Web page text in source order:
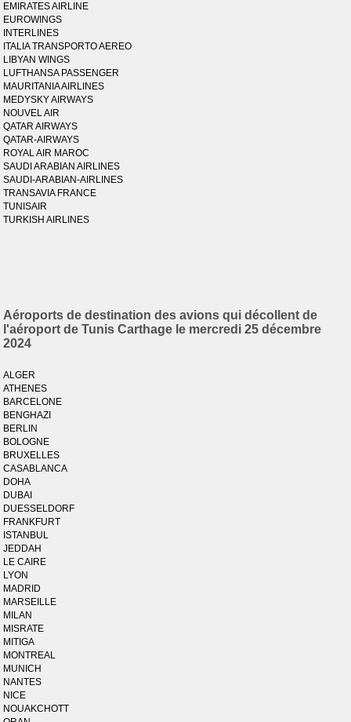
EMIRATES AIRLINE
EUROWINGS
INTERLINES
ITALIA TRANSPORTO AEREO
LIBYAN WINGS
LUFTHANSA PASSENGER
MAURITANIA AIRLINES
MEDYSKY AIRWAYS
NOUVEL AIR
QATAR AIRWAYS
QATAR-AIRWAYS
ROYAL AIR MAROC
SAUDI ARABIAN AIRLINES
SAUDI-ARABIAN-AIRLINES
TRANSAVIA FRANCE
TUNISAIR
TURKISH AIRLINES
Aéroports de destination des avions qui décollent de
l'aéroport de Tunis Carthage le mercredi 25 décembre
2024
ALGER
ATHENES
BARCELONE
BENGHAZI
BERLIN
BOLOGNE
BRUXELLES
CASABLANCA
DOHA
DUBAI
DUESSELDORF
FRANKFURT
ISTANBUL
JEDDAH
LE CAIRE
LYON
MADRID
MARSEILLE
MILAN
MISRATE
MITIGA
MONTREAL
MUNICH
NANTES
NICE
NOUAKCHOTT